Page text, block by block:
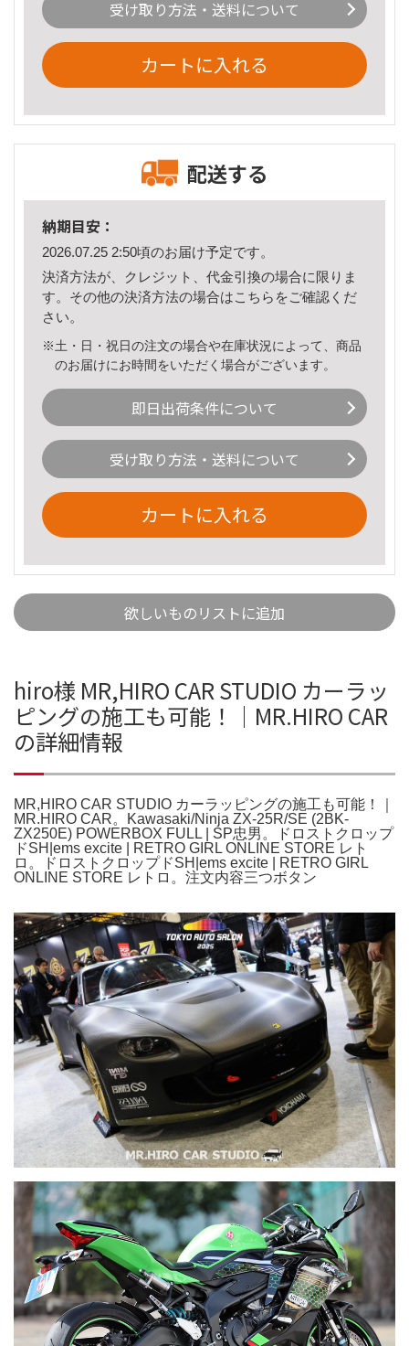
受け取り方法・送料について
カートに入れる
配送する
納期目安：
2026.07.25 2:50頃のお届け予定です。
決済方法が、クレジット、代金引換の場合に限りま
す。その他の決済方法の場合はこちら をご確認くだ
さい。
※土・日・祝日の注文の場合や在庫状況によって、商品
のお届けにお時間をいただく場合がございます。
即日出荷条件について
受け取り方法・送料について
カートに入れる
欲しいものリストに追加
hiro様 MR,HIRO CAR STUDIO カーラッ
ピングの施工も可能！｜MR.HIRO CAR
の詳細情報
MR,HIRO CAR STUDIO カーラッピングの施工も可能！｜
MR.HIRO CAR。Kawasaki/Ninja ZX-25R/SE (2BK-
ZX250E) POWERBOX FULL | SP忠男。ドロストクロップ
ドSH|ems excite | RETRO GIRL ONLINE STORE レト
ロ。ドロストクロップドSH|ems excite | RETRO GIRL
ONLINE STORE レトロ。注文内容三つボタン